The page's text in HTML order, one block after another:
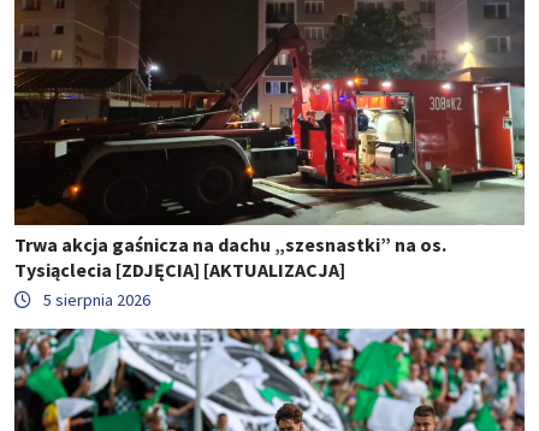
Trwa akcja gaśnicza na dachu „szesnastki” na os.
Tysiąclecia [ZDJĘCIA] [AKTUALIZACJA]
5 sierpnia 2026